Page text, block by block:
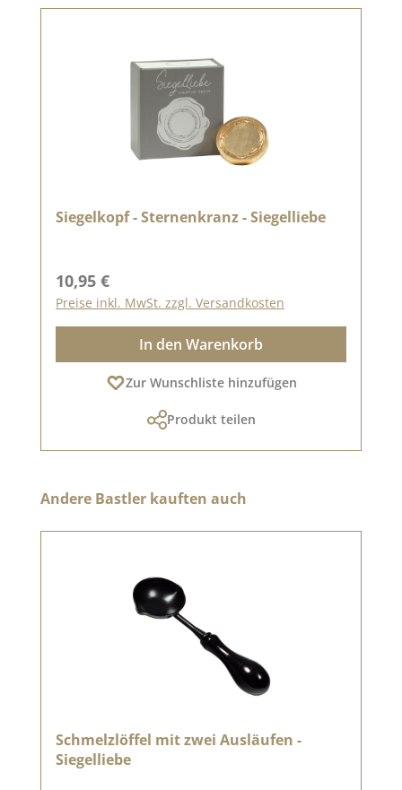
Siegelkopf - Sternenkranz - Siegelliebe
Regulärer Preis:
10,95 €
Preise inkl. MwSt. zzgl. Versandkosten
In den Warenkorb
Zur Wunschliste hinzufügen
Produkt teilen
Produktgalerie überspringen
Andere Bastler kauften auch
Schmelzlöffel mit zwei Ausläufen -
Siegelliebe